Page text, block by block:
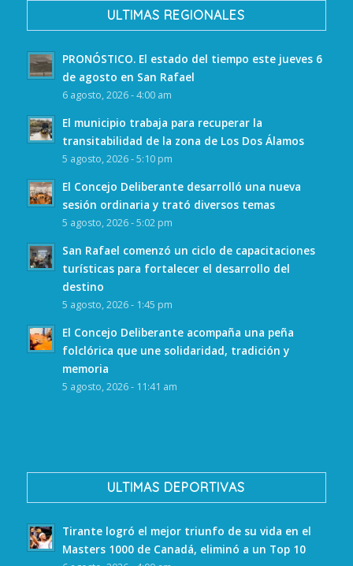
ULTIMAS REGIONALES
PRONÓSTICO. El estado del tiempo este jueves 6
de agosto en San Rafael
6 agosto, 2026 - 4:00 am
El municipio trabaja para recuperar la
transitabilidad de la zona de Los Dos Álamos
5 agosto, 2026 - 5:10 pm
El Concejo Deliberante desarrolló una nueva
sesión ordinaria y trató diversos temas
5 agosto, 2026 - 5:02 pm
San Rafael comenzó un ciclo de capacitaciones
turísticas para fortalecer el desarrollo del
destino
5 agosto, 2026 - 1:45 pm
El Concejo Deliberante acompaña una peña
folclórica que une solidaridad, tradición y
memoria
5 agosto, 2026 - 11:41 am
ULTIMAS DEPORTIVAS
Tirante logró el mejor triunfo de su vida en el
Masters 1000 de Canadá, eliminó a un Top 10